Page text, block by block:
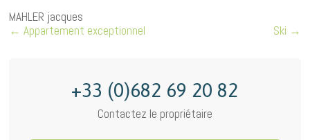
MAHLER jacques
← Appartement exceptionnel Ski →
+33 (0)682 69 20 82
Contactez le propriétaire